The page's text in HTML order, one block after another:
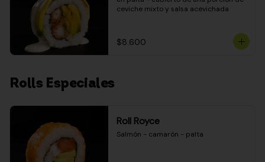
ceviche mixto y salsa acevichada
$8.600
Rolls Especiales
Roll Royce
Salmón - camarón - palta